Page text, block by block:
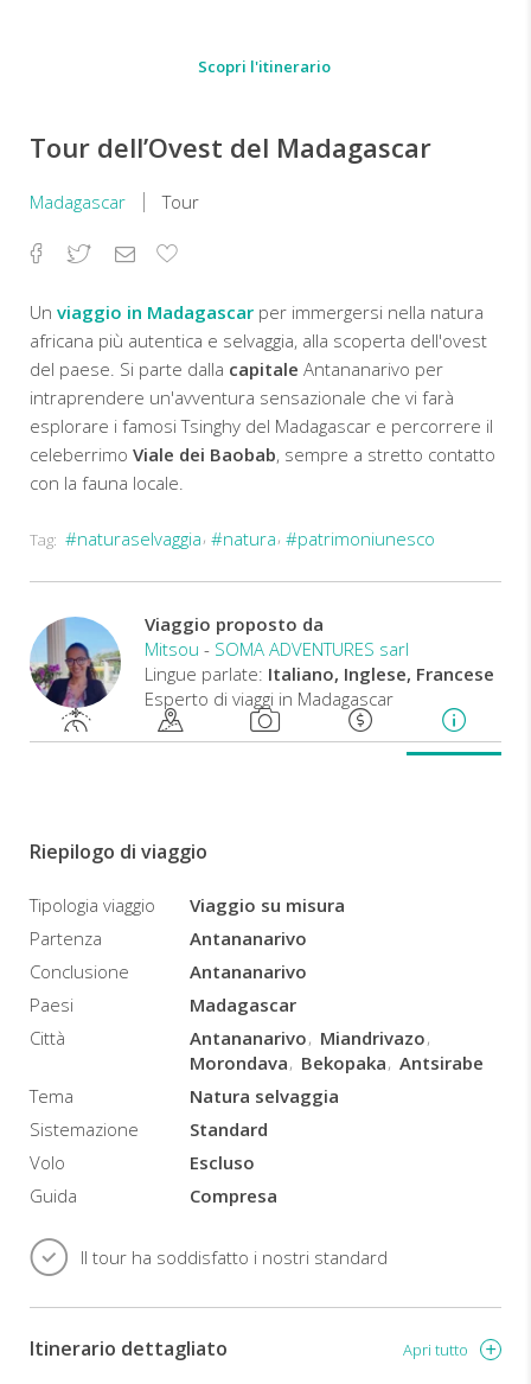
Scopri l'itinerario
Tour dell’Ovest del Madagascar
Madagascar Tour
Facebook
TwitterEmailAggiungi
Un viaggio in Madagascar per immergersi nella natura
africana più autentica e selvaggia, alla scoperta dell'ovest
del paese. Si parte dalla capitale Antananarivo per
intraprendere un'avventura sensazionale che vi farà
esplorare i famosi Tsinghy del Madagascar e percorrere il
celeberrimo Viale dei Baobab, sempre a stretto contatto
con la fauna locale.
Tag: #naturaselvaggia #natura #patrimoniunesco
Viaggio proposto da
Mitsou - SOMA ADVENTURES sarl
Lingue parlate: Italiano, Inglese, Francese
Esperto di viaggi in Madagascar
Riepilogo di viaggio
Tipologia viaggio
Viaggio su misura
Partenza
Antananarivo
Conclusione
Antananarivo
Paesi
Madagascar
Città
Antananarivo
Miandrivazo
Morondava
Bekopaka Antsirabe
Tema
Natura selvaggia
Sistemazione
Standard
Volo
Escluso
Guida
Compresa
Il tour ha soddisfatto i nostri standard
Itinerario dettagliato Apri tutto